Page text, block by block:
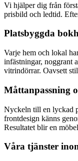
Vi hjälper dig från
prisbild och ledtid.
Platsbyggda
Varje hem och lokal
infästningar, noggrant
vitrindörrar. Oavsett
Måttanpassning
Nyckeln till en lyckad
frontdesign känns
Resultatet blir en
Våra tjänster